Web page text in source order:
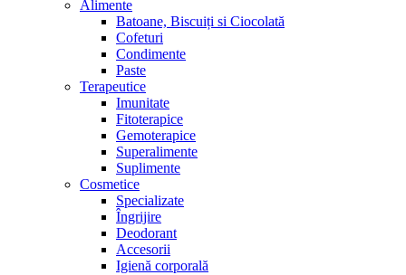
Alimente
Batoane, Biscuiți si Ciocolată
Cofeturi
Condimente
Paste
Terapeutice
Imunitate
Fitoterapice
Gemoterapice
Superalimente
Suplimente
Cosmetice
Specializate
Îngrijire
Deodorant
Accesorii
Igienă corporală